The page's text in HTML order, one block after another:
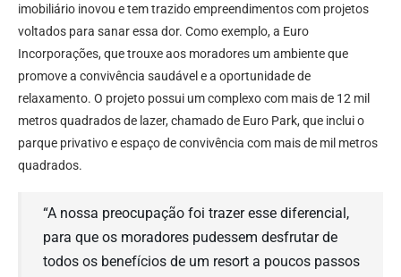
imobiliário inovou e tem trazido empreendimentos com projetos
voltados para sanar essa dor. Como exemplo, a Euro
Incorporações, que trouxe aos moradores um ambiente que
promove a convivência saudável e a oportunidade de
relaxamento. O projeto possui um complexo com mais de 12 mil
metros quadrados de lazer, chamado de Euro Park, que inclui o
parque privativo e espaço de convivência com mais de mil metros
quadrados.
“A nossa preocupação foi trazer esse diferencial,
para que os moradores pudessem desfrutar de
todos os benefícios de um resort a poucos passos